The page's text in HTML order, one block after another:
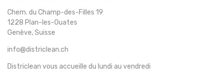
Chem. du Champ-des-Filles 19
1228 Plan-les-Ouates
Genève, Suisse
info@districlean.ch
Districlean vous accueille du lundi au vendredi